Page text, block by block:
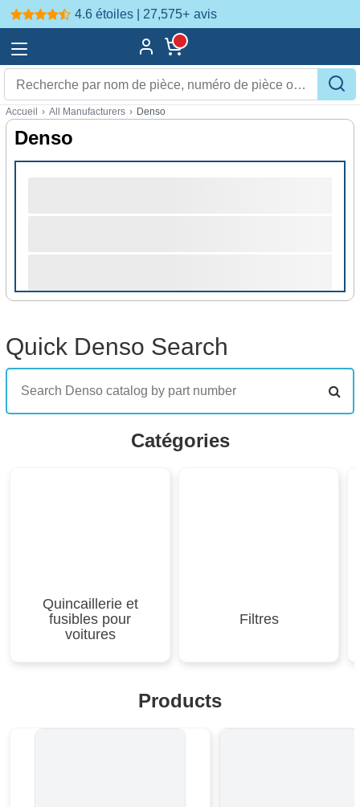
4.6 étoiles | 27,575+ avis
Accueil › All Manufacturers › Denso
Denso
Quick Denso Search
Catégories
Quincaillerie et
fusibles pour
voitures
Filtres
Products